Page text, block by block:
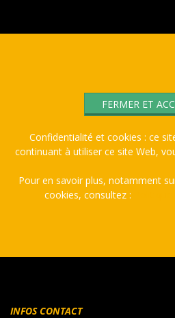
Confidentialité et cookies : ce
continuant à utiliser ce site Web,
Pour en savoir plus, notamment
cookies, consultez :
INFOS CONTACT